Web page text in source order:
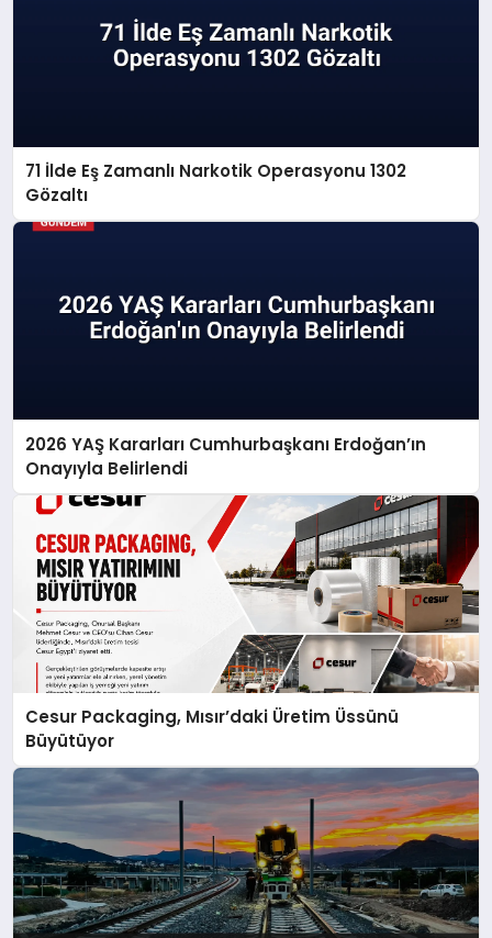
71 İlde Eş Zamanlı Narkotik Operasyonu 1302
Gözaltı
2026 YAŞ Kararları Cumhurbaşkanı Erdoğan’ın
Onayıyla Belirlendi
Cesur Packaging, Mısır’daki Üretim Üssünü
Büyütüyor